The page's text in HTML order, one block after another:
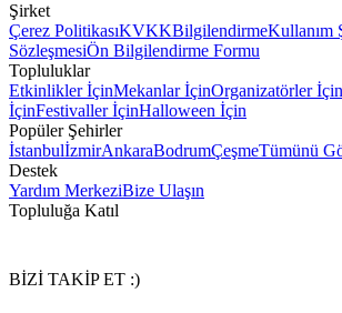
Şirket
Çerez PolitikasıKVKKBilgilendirmeKullanım
SözleşmesiÖn Bilgilendirme Formu
Topluluklar
Etkinlikler İçinMekanlar İçinOrganizatörler İçin
İçinFestivaller İçinHalloween İçin
Popüler Şehirler
İstanbulİzmirAnkaraBodrumÇeşmeTümünü
Destek
Yardım MerkeziBize Ulaşın
Topluluğa Katıl
BİZİ TAKİP ET :)